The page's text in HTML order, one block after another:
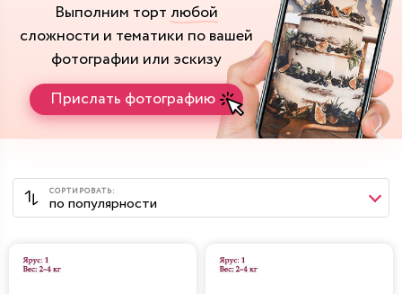
Выполним торт любой
сложности и тематики по вашей
фотографии или эскизу
Прислать фотографию